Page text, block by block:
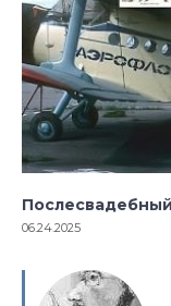
06.24.2025